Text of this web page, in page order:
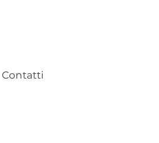
Contatti